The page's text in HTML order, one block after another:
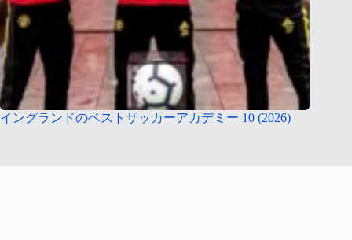
イングランドのベストサッカーアカデミー 10 (2026)